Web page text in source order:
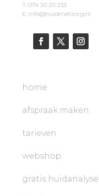
T: 074 20 20 233
E: info@huidmetzorg.nl
home
afspraak maken
tarieven
webshop
gratis huidanalyse